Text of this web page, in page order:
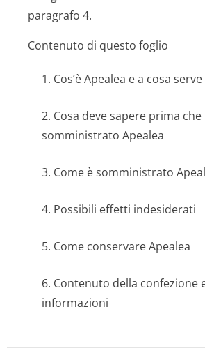
paragrafo 4.
Contenuto di questo foglio
1. Cos’è Apealea e a cosa serve
2. Cosa deve sapere prima che
somministrato Apealea
3. Come è somministrato
4. Possibili effetti indesiderati
5. Come conservare Apealea
6. Contenuto della confezione
informazioni